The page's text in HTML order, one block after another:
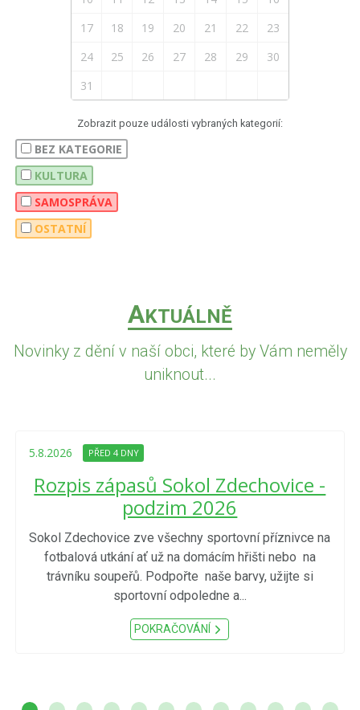
17
18 19 20 21 22
23
24
25 26 27 28 29
30
31
Zobrazit pouze události vybraných kategorií:
BEZ KATEGORIE
KULTURA
SAMOSPRÁVA
OSTATNÍ
AKTUÁLNĚ
Novinky z dění v naší obci, které by Vám neměly
uniknout...
5.8.2026 PŘED 4 DNY
Rozpis zápasů Sokol Zdechovice -
podzim 2026
Sokol Zdechovice zve všechny sportovní příznivce na
fotbalová utkání ať už na domácím hřišti nebo na
trávníku soupeřů. Podpořte naše barvy, užijte si
sportovní odpoledne a...
POKRAČOVÁNÍ